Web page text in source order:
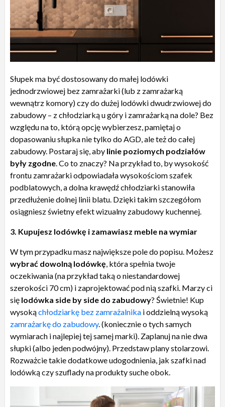
Słupek ma być dostosowany do małej lodówki
jednodrzwiowej bez zamrażarki (lub z zamrażarką
wewnątrz komory) czy do dużej lodówki dwudrzwiowej do
zabudowy – z chłodziarką u góry i zamrażarką na dole? Bez
względu na to, którą opcję wybierzesz, pamiętaj o
dopasowaniu słupka nie tylko do AGD, ale też do całej
zabudowy. Postaraj się, aby linie poziomych podziałów
były zgodne. Co to znaczy? Na przykład to, by wysokość
frontu zamrażarki odpowiadała wysokościom szafek
podblatowych, a dolna krawędź chłodziarki stanowiła
przedłużenie dolnej linii blatu. Dzięki takim szczegółom
osiągniesz świetny efekt wizualny zabudowy kuchennej.
3. Kupujesz lodówkę i zamawiasz meble na wymiar
W tym przypadku masz największe pole do popisu. Możesz
wybrać dowolną lodówkę, która spełnia twoje
oczekiwania (na przykład taką o niestandardowej
szerokości 70 cm) i zaprojektować pod nią szafki. Marzy ci
się lodówka side by side do zabudowy? Świetnie! Kup
wysokąchłodziarkę bez zamrażalnika i oddzielną wysoką
zamrażarkę do zabudowy. (koniecznie o tych samych
wymiarach i najlepiej tej samej marki). Zaplanuj na nie dwa
słupki (albo jeden podwójny). Przedstaw plany stolarzowi.
Rozważcie takie dodatkowe udogodnienia, jak szafki nad
lodówką czy szuflady na produkty suche obok.